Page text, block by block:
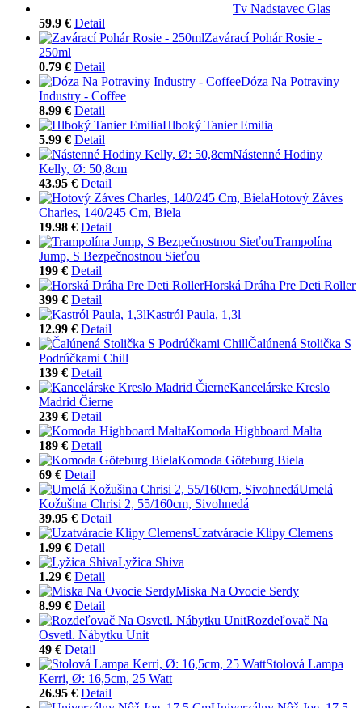
Tv Nadstavec Glas
59.9 € Detail
Zavárací Pohár Rosie -
250ml
0.79 € Detail
Dóza Na Potraviny
Industry - Coffee
8.99 € Detail
Hlboký Tanier Emilia
5.99 € Detail
Nástenné Hodiny
Kelly, Ø: 50,8cm
43.95 € Detail
Hotový Záves
Charles, 140/245 Cm, Biela
19.98 € Detail
Trampolína
Jump, S Bezpečnostnou Sieťou
199 € Detail
Horská Dráha Pre Deti Roller
399 € Detail
Kastról Paula, 1,3l
12.99 € Detail
Čalúnená Stolička S
Podrúčkami Chill
139 € Detail
Kancelárske Kreslo
Madrid Čierne
239 € Detail
Komoda Highboard Malta
189 € Detail
Komoda Göteburg Biela
69 € Detail
Umelá
Kožušina Chrisi 2, 55/160cm, Sivohnedá
39.95 € Detail
Uzatváracie Klipy Clemens
1.99 € Detail
Lyžica Shiva
1.29 € Detail
Miska Na Ovocie Serdy
8.99 € Detail
Rozdeľovač Na
Osvetl. Nábytku Unit
49 € Detail
Stolová Lampa
Kerri, Ø: 16,5cm, 25 Watt
26.95 € Detail